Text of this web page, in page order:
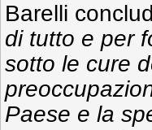
Barelli
di tutto e per
sotto le cure
Paese e la